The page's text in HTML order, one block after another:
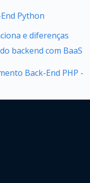
Python
e diferenças
backend com BaaS
Back-End PHP -